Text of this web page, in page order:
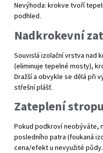
Nevýhoda: krokve tvoří
podhled.
Nadkrokevní
Souvislá izolační vrstva nad
(eliminuje tepelné mosty),
Dražší a obvykle se dělá při
střešní plášť.
Zateplení
Pokud podkroví neobýváte,
posledního patra (foukaná
cena/efekt u nevyužité půdy.